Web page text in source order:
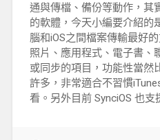
通與傳檔、備份等動作，其
的軟體，今天小編要介紹的
腦和iOS之間檔案傳輸最好
照片、應用程式、電子書、
或同步的項目，功能性當然
許多，非常適合不習慣
看。另外目前 SynciOS 也支